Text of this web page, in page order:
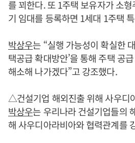
를 꾀한다. 또 1주택 보유자가 소
기 임대를 등록하면 1세대 1주택
박상우는 “실행 가능성이 확실한
택공급 확대방안’을 통해 주택 공
해소해 나가겠다”고 강조했다.
△건설기업 해외진출 위해 사우디
박상우는 우리나라 건설기업들의
해 사우디아라비아와 협력관계를